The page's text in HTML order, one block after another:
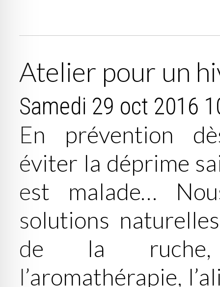
Atelier pour un
Samedi 29 oct 2016
En prévention
éviter la déprime
est malade…
solutions
de la ruche,
l’aromathérapie,